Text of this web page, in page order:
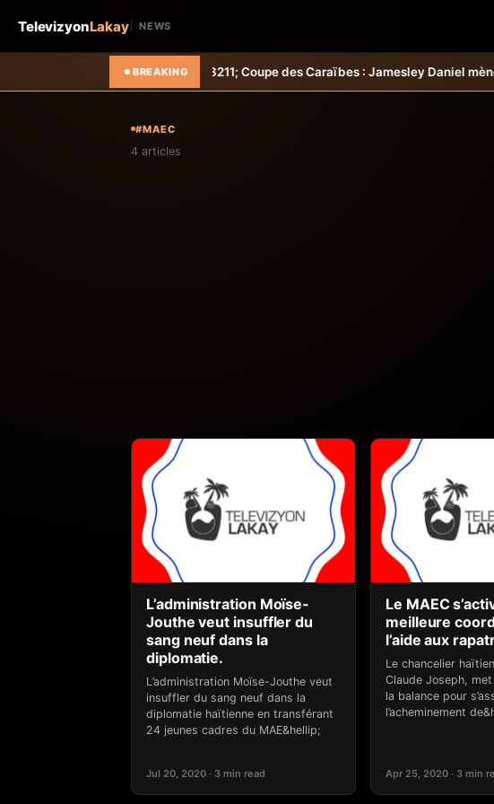
TelevizyonLakay NEWS
BREAKING
Foot &#8211; Coupe des Caraïbes : Jamesley Daniel mène
#MAEC
4 articles
L’administration Moïse-
Jouthe veut insuffler du
sang neuf dans la
diplomatie.
L’administration Moïse-Jouthe veut
insuffler du sang neuf dans la
diplomatie haïtienne en transférant
24 jeunes cadres du MAE&hellip;
Jul 20, 2020 · 3 min read
Le MAEC
meilleure
l’aide aux
Le chancelier
Claude Joseph,
la balance pour
l’acheminement
Apr 25, 2020 · 3 min